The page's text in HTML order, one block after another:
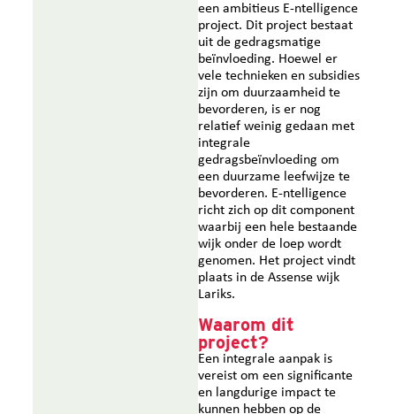
een ambitieus E-ntelligence
project. Dit project bestaat
uit de gedragsmatige
beïnvloeding. Hoewel er
vele technieken en subsidies
zijn om duurzaamheid te
bevorderen, is er nog
relatief weinig gedaan met
integrale
gedragsbeïnvloeding om
een duurzame leefwijze te
bevorderen. E-ntelligence
richt zich op dit component
waarbij een hele bestaande
wijk onder de loep wordt
genomen. Het project vindt
plaats in de Assense wijk
Lariks.
Waarom dit
project?
Een integrale aanpak is
vereist om een significante
en langdurige impact te
kunnen hebben op de